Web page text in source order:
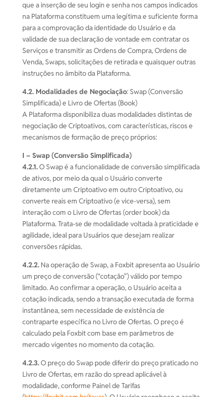
que a inserção de seu login e senha nos campos indicados
na Plataforma constituem uma legítima e suficiente forma
para a comprovação da identidade do Usuário e da
validade de sua declaração de vontade em contratar os
Serviços e transmitir as Ordens de Compra, Ordens de
Venda, Swaps, solicitações de retirada e quaisquer outras
instruções no âmbito da Plataforma.
4.2. Modalidades de Negociação: Swap (Conversão
Simplificada) e Livro de Ofertas (Book)
A Plataforma disponibiliza duas modalidades distintas de
negociação de Criptoativos, com características, riscos e
mecanismos de formação de preço próprios:
I – Swap (Conversão Simplificada)
4.2.1.O Swap é a funcionalidade de conversão simplificada
de ativos, por meio da qual o Usuário converte
diretamente um Criptoativo em outro Criptoativo, ou
converte reais em Criptoativo (e vice-versa), sem
interação com o Livro de Ofertas (order book) da
Plataforma. Trata-se de modalidade voltada à praticidade e
agilidade, ideal para Usuários que desejam realizar
conversões rápidas.
4.2.2.Na operação de Swap, a Foxbit apresenta ao Usuário
um preço de conversão (“cotação”) válido por tempo
limitado. Ao confirmar a operação, o Usuário aceita a
cotação indicada, sendo a transação executada de forma
instantânea, sem necessidade de existência de
contraparte específica no Livro de Ofertas. O preço é
calculado pela Foxbit com base em parâmetros de
mercado vigentes no momento da cotação.
4.2.3.O preço do Swap pode diferir do preço praticado no
Livro de Ofertas, em razão do spread aplicável à
modalidade, conforme Painel de Tarifas